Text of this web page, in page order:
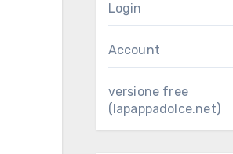
Login
Account
versione free
(lapappadolce.net)